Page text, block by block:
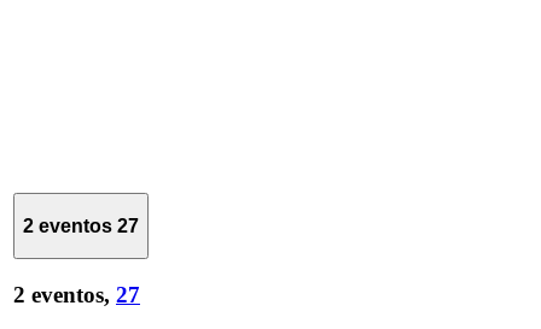
2 eventos 27
2 eventos, 27